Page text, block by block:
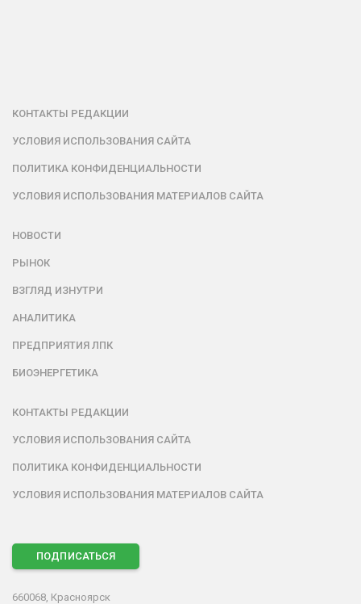
КОНТАКТЫ РЕДАКЦИИ
УСЛОВИЯ ИСПОЛЬЗОВАНИЯ САЙТА
ПОЛИТИКА КОНФИДЕНЦИАЛЬНОСТИ
УСЛОВИЯ ИСПОЛЬЗОВАНИЯ МАТЕРИАЛОВ САЙТА
НОВОСТИ
РЫНОК
ВЗГЛЯД ИЗНУТРИ
АНАЛИТИКА
ПРЕДПРИЯТИЯ ЛПК
БИОЭНЕРГЕТИКА
КОНТАКТЫ РЕДАКЦИИ
УСЛОВИЯ ИСПОЛЬЗОВАНИЯ САЙТА
ПОЛИТИКА КОНФИДЕНЦИАЛЬНОСТИ
УСЛОВИЯ ИСПОЛЬЗОВАНИЯ МАТЕРИАЛОВ САЙТА
ПОДПИСАТЬСЯ
660068, Красноярск